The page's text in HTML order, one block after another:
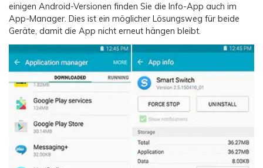
einigen Android-Versionen finden Sie die Info-App auch im
App-Manager. Dies ist ein möglicher Lösungsweg für beide
Geräte, damit die App nicht erneut hängen bleibt.